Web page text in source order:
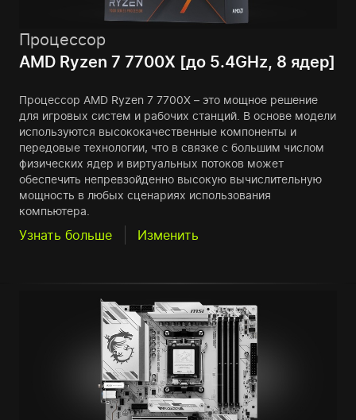
Процессор
AMD Ryzen 7 7700X [до 5.4GHz, 8 ядер]
Процессор AMD Ryzen 7 7700X – это мощное решение
для игровых систем и рабочих станций. В основе модели
используются высококачественные компоненты и
передовые технологии, что в связке с большим числом
физических ядер и виртуальных потоков может
обеспечить непревзойденно высокую вычислительную
мощность в любых сценариях использования
компьютера.
Узнать больше Изменить